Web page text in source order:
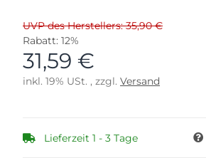
UVP des Herstellers: 35,90 €
Rabatt: 12%
31,59 €
inkl. 19% USt. , zzgl. Versand
Lieferzeit 1 - 3 Tage